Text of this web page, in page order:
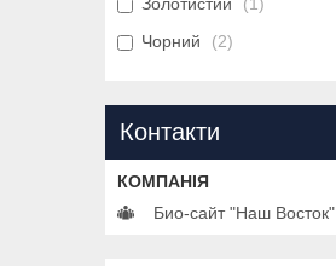
Золотистий
1
Чорний
2
Контакти
Био-сайт "Наш Восток"